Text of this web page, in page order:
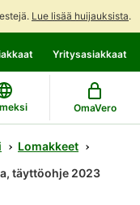
Lue lisää huijauksista.
Yritysasiakkaat
OmaVero
Lomakkeet
täyttöohje 2023